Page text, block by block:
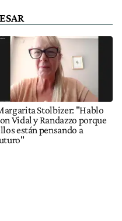
Stolbizer: "Hablo
Vidal y Randazzo porque
están pensando a